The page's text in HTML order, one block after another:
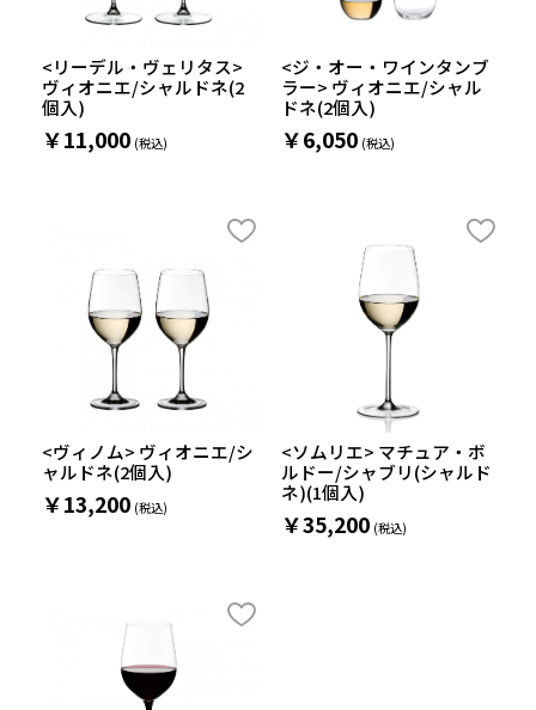
<リーデル・ヴェリタス>
ヴィオニエ/シャルドネ(2
個入)
￥11,000
<ジ・オー・ワインタンブ
ラー> ヴィオニエ/シャル
ドネ(2個入)
￥6,050
<ヴィノム> ヴィオニエ/シ
ャルドネ(2個入)
￥13,200
<ソムリエ> マチュア・ボ
ルドー/シャブリ(シャルド
ネ)(1個入)
￥35,200